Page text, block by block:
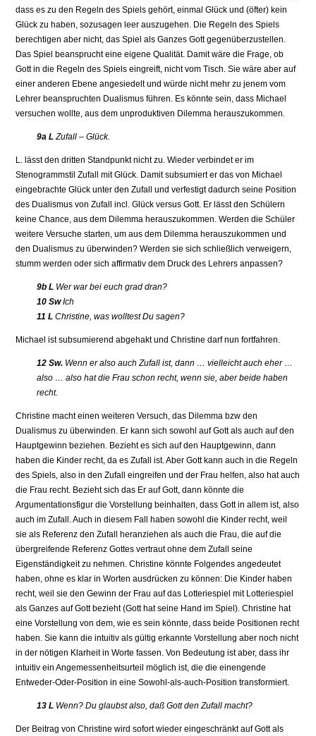
dass es zu den Regeln des Spiels gehört, einmal Glück und (öfter) kein
Glück zu haben, sozusagen leer auszugehen. Die Regeln des Spiels
berechtigen aber nicht, das Spiel als Ganzes Gott gegenüberzustellen.
Das Spiel beansprucht eine eigene Qualität. Damit wäre die Frage, ob
Gott in die Regeln des Spiels eingreift, nicht vom Tisch. Sie wäre aber auf
einer anderen Ebene angesiedelt und würde nicht mehr zu jenem vom
Lehrer beanspruchten Dualismus führen. Es könnte sein, dass Michael
versuchen wollte, aus dem unproduktiven Dilemma herauszukommen.
9a LZufall – Glück.
L. lässt den dritten Standpunkt nicht zu. Wieder verbindet er im
Stenogrammstil Zufall mit Glück. Damit subsumiert er das von Michael
eingebrachte Glück unter den Zufall und verfestigt dadurch seine Position
des Dualismus von Zufall incl. Glück versus Gott. Er lässt den Schülern
keine Chance, aus dem Dilemma herauszukommen. Werden die Schüler
weitere Versuche starten, um aus dem Dilemma herauszukommen und
den Dualismus zu überwinden? Werden sie sich schließlich verweigern,
stumm werden oder sich affirmativ dem Druck des Lehrers anpassen?
9b L Wer war bei euch grad dran?
10 SwIch
11 L Christine, was wolltest Du sagen?
Michael ist subsumierend abgehakt und Christine darf nun fortfahren.
12 Sw. Wenn er also auch Zufall ist, dann … vielleicht auch eher …
also … also hat die Frau schon recht, wenn sie, aber beide haben
recht.
Christine macht einen weiteren Versuch, das Dilemma bzw den
Dualismus zu überwinden. Er kann sich sowohl auf Gott als auch auf den
Hauptgewinn beziehen. Bezieht es sich auf den Hauptgewinn, dann
haben die Kinder recht, da es Zufall ist. Aber Gott kann auch in die Regeln
des Spiels, also in den Zufall eingreifen und der Frau helfen, also hat auch
die Frau recht. Bezieht sich das Er auf Gott, dann könnte die
Argumentationsfigur die Vorstellung beinhalten, dass Gott in allem ist, also
auch im Zufall. Auch in diesem Fall haben sowohl die Kinder recht, weil
sie als Referenz den Zufall heranziehen als auch die Frau, die auf die
übergreifende Referenz Gottes vertraut ohne dem Zufall seine
Eigenständigkeit zu nehmen. Christine könnte Folgendes angedeutet
haben, ohne es klar in Worten ausdrücken zu können: Die Kinder haben
recht, weil sie den Gewinn der Frau auf das Lotteriespiel mit Lotteriespiel
als Ganzes auf Gott bezieht (Gott hat seine Hand im Spiel). Christine hat
eine Vorstellung von dem, wie es sein könnte, dass beide Positionen recht
haben. Sie kann die intuitiv als gültig erkannte Vorstellung aber noch nicht
in der nötigen Klarheit in Worte fassen. Von Bedeutung ist aber, dass ihr
intuitiv ein Angemessenheitsurteil möglich ist, die die einengende
Entweder-Oder-Position in eine Sowohl-als-auch-Position transformiert.
13 L Wenn? Du glaubst also, daß Gott den Zufall macht?
Der Beitrag von Christine wird sofort wieder eingeschränkt auf Gott als